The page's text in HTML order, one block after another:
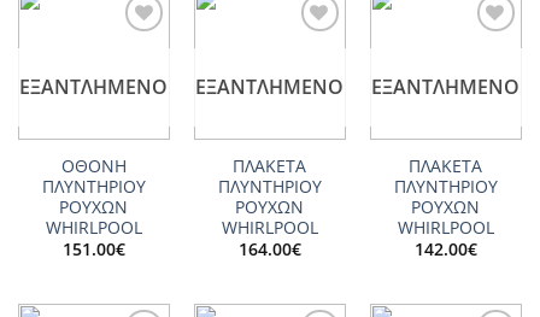
ΕΞΑΝΤΛΗΜΈΝΟ
ΟΘΟΝΗ
ΠΛΥΝΤΗΡΙΟΥ
ΡΟΥΧΩΝ
WHIRLPOOL
151.00€
ΕΞΑΝΤΛΗΜΈΝΟ
ΠΛΑΚΕΤΑ
ΠΛΥΝΤΗΡΙΟΥ
ΡΟΥΧΩΝ
WHIRLPOOL
164.00€
ΕΞΑΝΤΛΗΜΈΝΟ
ΠΛΑΚΕΤΑ
ΠΛΥΝΤΗΡΙΟΥ
ΡΟΥΧΩΝ
WHIRLPOOL
142.00€